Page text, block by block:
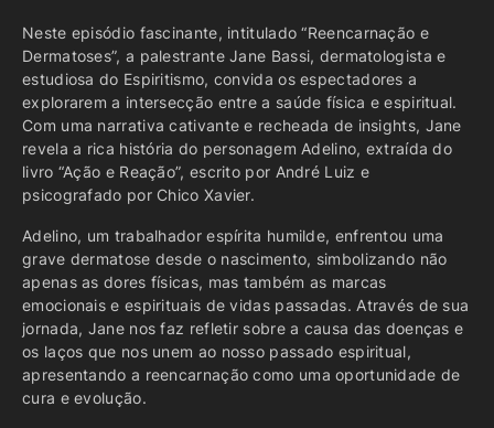
Neste episódio fascinante, intitulado “Reencarnação e
Dermatoses”, a palestrante Jane Bassi, dermatologista e
estudiosa do Espiritismo, convida os espectadores a
explorarem a intersecção entre a saúde física e espiritual.
Com uma narrativa cativante e recheada de insights, Jane
revela a rica história do personagem Adelino, extraída do
livro “Ação e Reação”, escrito por André Luiz e
psicografado por Chico Xavier.
Adelino, um trabalhador espírita humilde, enfrentou uma
grave dermatose desde o nascimento, simbolizando não
apenas as dores físicas, mas também as marcas
emocionais e espirituais de vidas passadas. Através de sua
jornada, Jane nos faz refletir sobre a causa das doenças e
os laços que nos unem ao nosso passado espiritual,
apresentando a reencarnação como uma oportunidade de
cura e evolução.